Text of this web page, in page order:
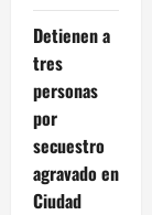
Detienen a
tres
personas
por
secuestro
agravado en
Ciudad